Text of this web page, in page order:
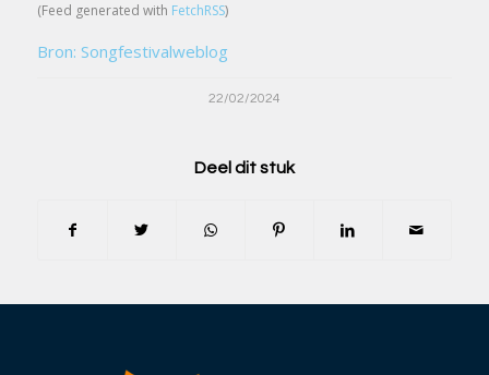
(Feed generated with FetchRSS)
Bron: Songfestivalweblog
22/02/2024
Deel dit stuk